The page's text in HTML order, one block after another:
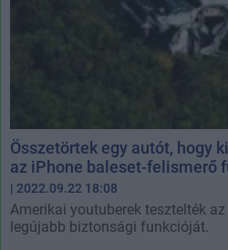
Összetörtek egy autót, hogy
az iPhone baleset-felismerő
| 2022.09.22 18:08
Amerikai youtuberek tesztelték
legújabb biztonsági funkcióját.